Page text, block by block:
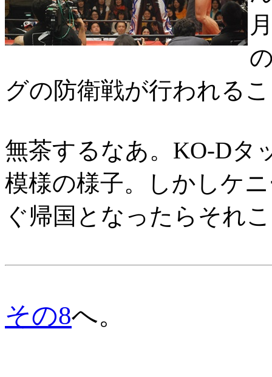
グの防衛戦が行われる
無茶するなあ。KO-Dタ
模様の様子。しかしケ
ぐ帰国となったらそれ
その8へ。